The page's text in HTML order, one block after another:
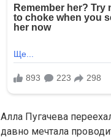
Алла Пугачева
давно мечтала